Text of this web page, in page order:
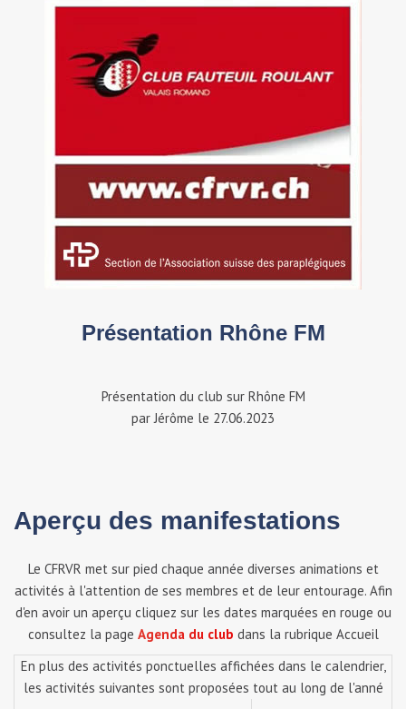
Présentation Rhône FM
Présentation du club sur Rhône FM
par Jérôme le 27.06.2023
Aperçu des manifestations
Le CFRVR met sur pied chaque année diverses animations et
activités à l'attention de ses membres et de leur entourage. Afin
d'en avoir un aperçu cliquez sur les dates marquées en rouge ou
consultez la page Agenda du club dans la rubrique Accueil
En plus des activités ponctuelles affichées dans le calendrier,
les activités suivantes sont proposées tout au long de l'anné